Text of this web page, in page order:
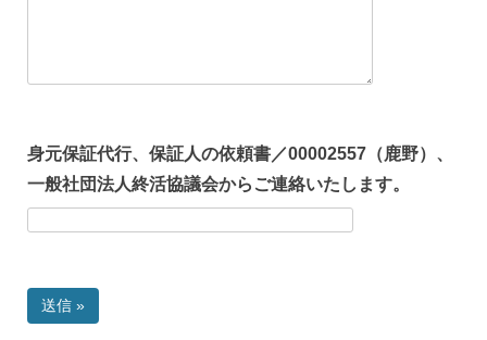
身元保証代行、保証人の依頼書／00002557（鹿野）、
一般社団法人終活協議会からご連絡いたします。